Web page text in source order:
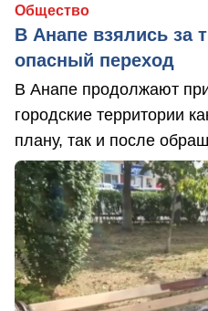
Общество
В Анапе взялись за
опасный переход
В Анапе продолжают
городские территории
плану, так и после